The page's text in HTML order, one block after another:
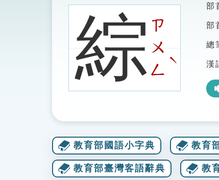
圖
圖
綜ㄗ
ㄨ
ㄥ
ˋ
部
部
總
漢
教育部國語小字典 教育
教育部臺灣客語辭典 教